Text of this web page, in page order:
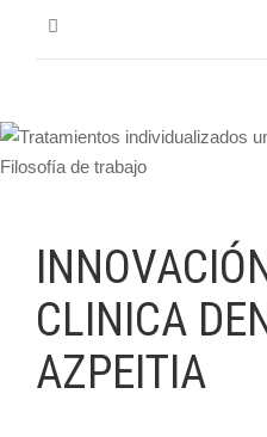
CLINICA
AZPEITIA